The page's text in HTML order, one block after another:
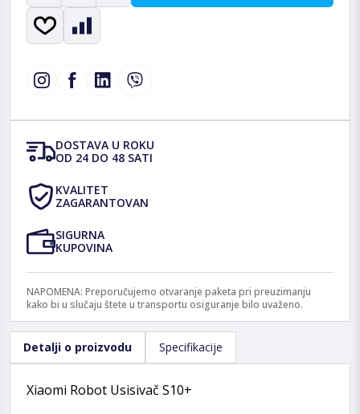
DOSTAVA U ROKU
OD 24 DO 48 SATI
KVALITET
ZAGARANTOVAN
SIGURNA
KUPOVINA
NAPOMENA: Preporučujemo otvaranje paketa pri preuzimanju
kako bi u slučaju štete u transportu osiguranje bilo uvaženo.
Detalji o proizvodu Specifikacije
Xiaomi Robot Usisivač S10+